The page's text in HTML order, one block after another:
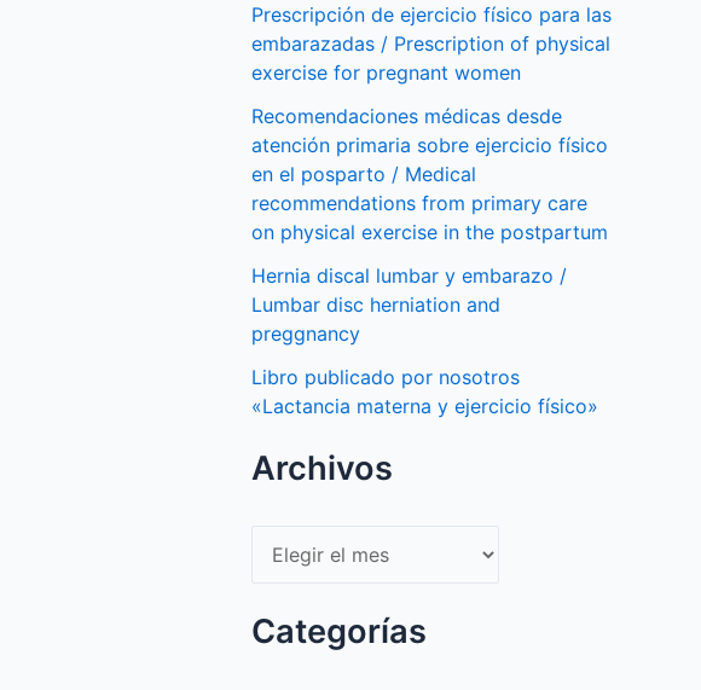
Prescripción de ejercicio físico para las
embarazadas / Prescription of physical
exercise for pregnant women
Recomendaciones médicas desde
atención primaria sobre ejercicio físico
en el posparto / Medical
recommendations from primary care
on physical exercise in the postpartum
Hernia discal lumbar y embarazo /
Lumbar disc herniation and
preggnancy
Libro publicado por nosotros
«Lactancia materna y ejercicio físico»
Archivos
Archivos
Categorías